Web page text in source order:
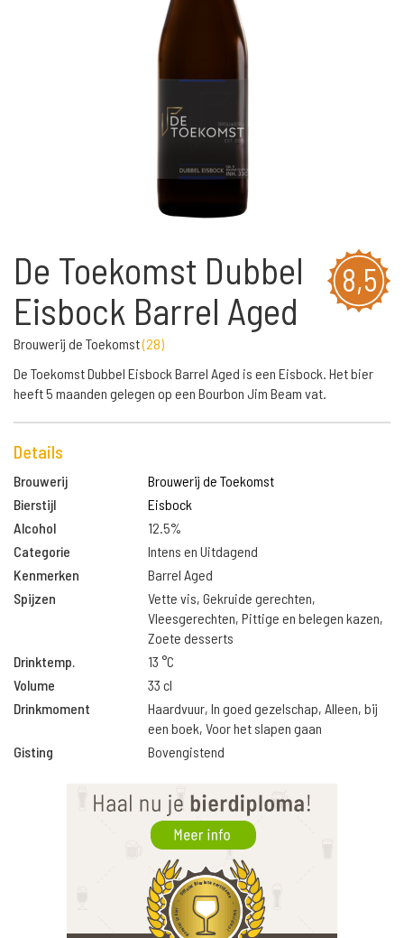
8,5
De Toekomst Dubbel
Eisbock Barrel Aged
Brouwerij de Toekomst(28)
De Toekomst Dubbel Eisbock Barrel Aged is een Eisbock. Het bier
heeft 5 maanden gelegen op een Bourbon Jim Beam vat.
Details
Brouwerij
Brouwerij de Toekomst
Bierstijl
Eisbock
Alcohol
12.5%
Categorie
Intens en Uitdagend
Kenmerken
Barrel Aged
Spijzen
Vette vis, Gekruide gerechten,
Vleesgerechten, Pittige en belegen kazen,
Zoete desserts
Drinktemp.
13 °C
Volume
33 cl
Drinkmoment
Haardvuur, In goed gezelschap, Alleen, bij
een boek, Voor het slapen gaan
Gisting
Bovengistend